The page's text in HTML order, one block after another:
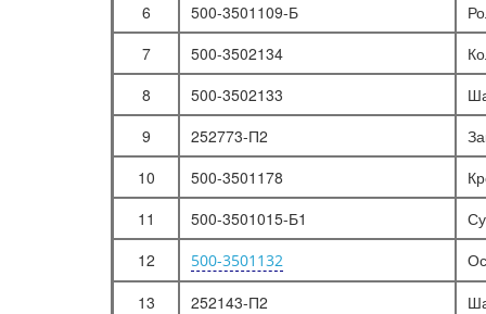
Электрооборудование
СХЕМА ЭЛЕКТРООБОРУДОВАНИЯ
ГЕНЕРАТОР
СТАРТЕР
СИСТЕМА ОСВЕЩЕНИЯ
6
500-3501109-Б
7
500-3502134
8
500-3502133
9
252773-П2
10
500-3501178
11
500-3501015-Б1
12
500-3501132
13
252143-П2